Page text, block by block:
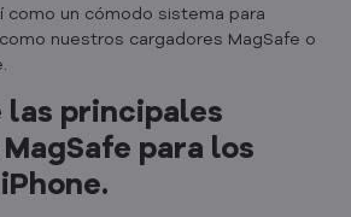
como un cómodo sistema para
nuestros cargadores MagSafe o
las principales
para los